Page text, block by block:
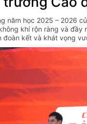
năm học 2025 – 2026
khí rộn ràng và đầy
đoàn kết và khát vọng